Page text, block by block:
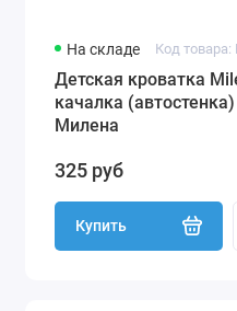
На складе Код товара:
Детская кроватка
качалка
Милена
325 руб
Купить